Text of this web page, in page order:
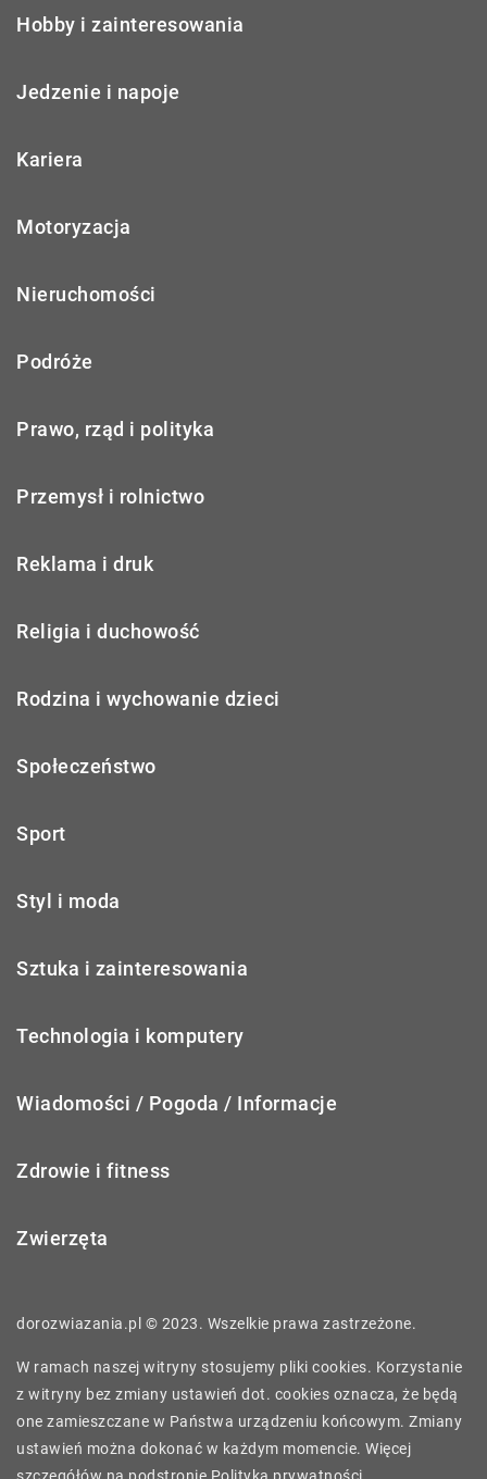
Hobby i zainteresowania
Jedzenie i napoje
Kariera
Motoryzacja
Nieruchomości
Podróże
Prawo, rząd i polityka
Przemysł i rolnictwo
Reklama i druk
Religia i duchowość
Rodzina i wychowanie dzieci
Społeczeństwo
Sport
Styl i moda
Sztuka i zainteresowania
Technologia i komputery
Wiadomości / Pogoda / Informacje
Zdrowie i fitness
Zwierzęta
dorozwiazania.pl © 2023. Wszelkie prawa zastrzeżone.
W ramach naszej witryny stosujemy pliki cookies. Korzystanie
z witryny bez zmiany ustawień dot. cookies oznacza, że będą
one zamieszczane w Państwa urządzeniu końcowym. Zmiany
ustawień można dokonać w każdym momencie. Więcej
szczegółów na podstronie Polityka prywatności